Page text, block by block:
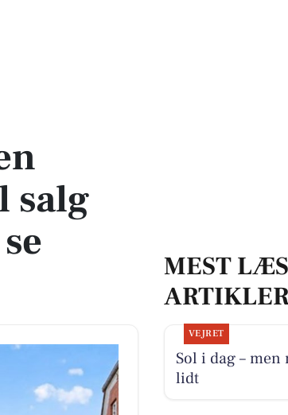
her.
salg
MEST
VEJRET
Sol i dag –
lidt